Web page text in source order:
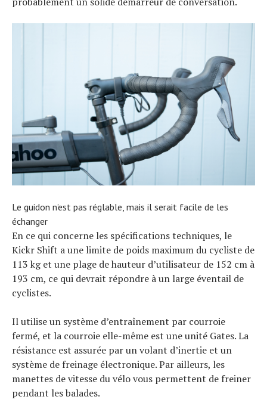
Le guidon n’est pas réglable, mais il serait facile de les
échanger
En ce qui concerne les spécifications techniques, le
Kickr Shift a une limite de poids maximum du cycliste de
113 kg et une plage de hauteur d’utilisateur de 152 cm à
193 cm, ce qui devrait répondre à un large éventail de
cyclistes.
Il utilise un système d’entraînement par courroie
fermé, et la courroie elle-même est une unité Gates. La
résistance est assurée par un volant d’inertie et un
système de freinage électronique. Par ailleurs, les
manettes de vitesse du vélo vous permettent de freiner
pendant les balades.
Technologies